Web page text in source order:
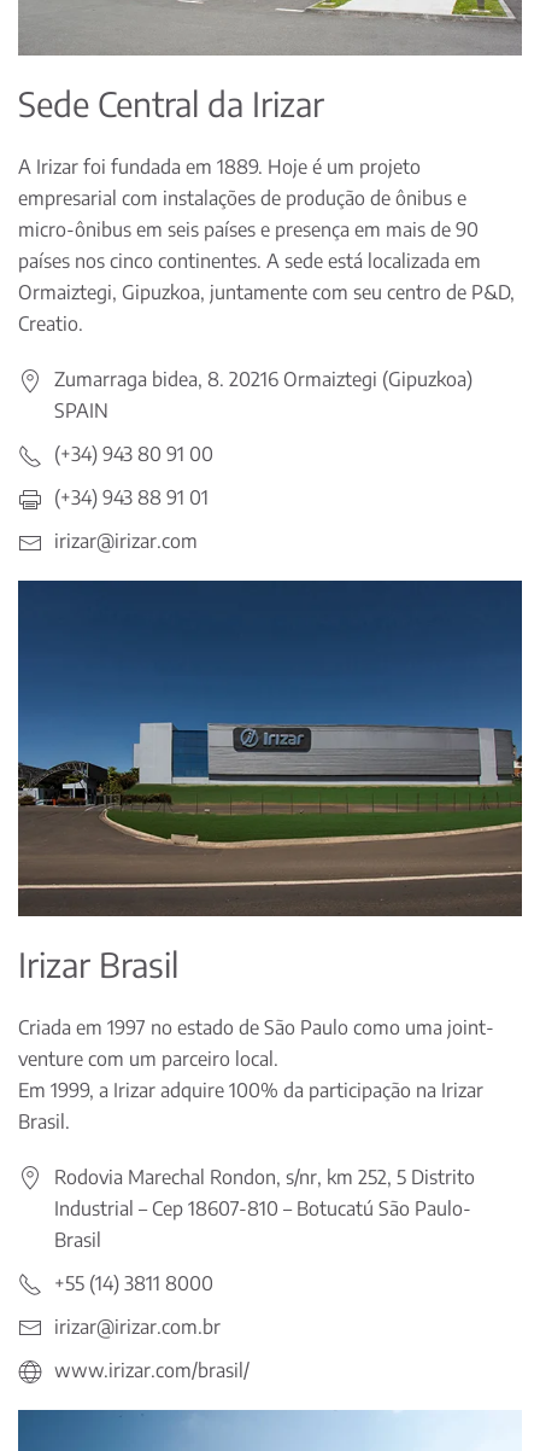
Sede Central da Irizar
A Irizar foi fundada em 1889. Hoje é um projeto
empresarial com instalações de produção de ônibus e
micro-ônibus em seis países e presença em mais de 90
países nos cinco continentes. A sede está localizada em
Ormaiztegi, Gipuzkoa, juntamente com seu centro de P&D,
Creatio.
Zumarraga bidea, 8. 20216 Ormaiztegi (Gipuzkoa)
SPAIN
(+34) 943 80 91 00
(+34) 943 88 91 01
irizar@irizar.com
Irizar Brasil
Criada em 1997 no estado de São Paulo como uma joint-
venture com um parceiro local.
Em 1999, a Irizar adquire 100% da participação na Irizar
Brasil.
Rodovia Marechal Rondon, s/nr, km 252, 5 Distrito
Industrial – Cep 18607-810 – Botucatú São Paulo-
Brasil
+55 (14) 3811 8000
irizar@irizar.com.br
www.irizar.com/brasil/